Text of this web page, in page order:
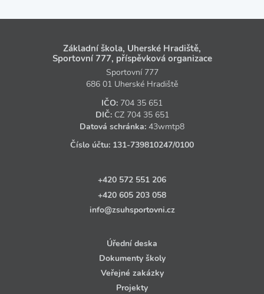
Základní škola, Uherské Hradiště,
Sportovní 777, příspěvková organizace
Sportovní 777
686 01 Uherské Hradiště
IČO: 704 35 651
DIČ: CZ 704 35 651
Datová schránka: 43wmtp8
Číslo účtu: 131‑739810247/0100
+420 572 551 206
+420 605 203 058
info@zsuhsportovni.cz
Úřední deska
Dokumenty školy
Veřejné zakázky
Projekty